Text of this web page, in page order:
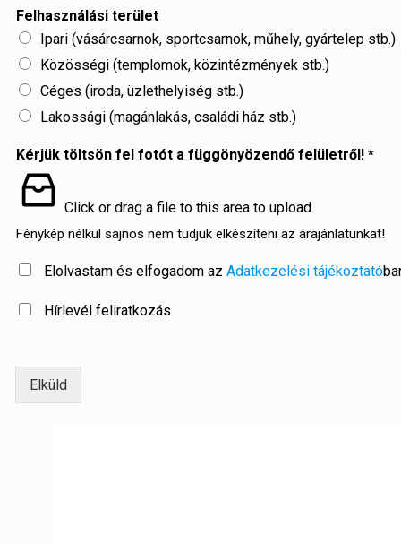
Felhasználási terület
Ipari (vásárcsarnok, sportcsarnok, műhely, gyártelep stb.)
Közösségi (templomok, közintézmények stb.)
Céges (iroda, üzlethelyiség stb.)
Lakossági (magánlakás, családi ház stb.)
Kérjük töltsön fel fotót a függönyözendő felületről! *
Click or drag a file to this area to upload.
Fénykép nélkül sajnos nem tudjuk elkészíteni az árajánlatunkat!
Elolvastam és elfogadom az Adatkezelési tájékoztató
Hírlevél feliratkozás
Elküld